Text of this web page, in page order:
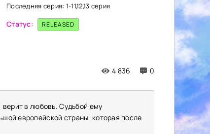
4 836 0
Последняя серия: 1-11,12,13 серия
Статус: RELEASED
в любовь. Судьбой ему
европейской страны, которая после